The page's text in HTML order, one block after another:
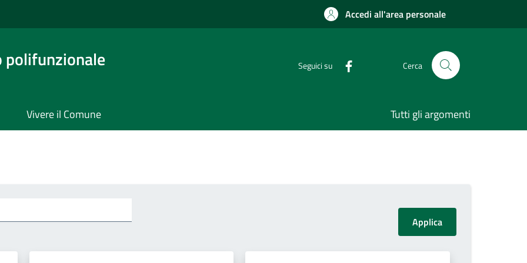
Accedi all'area personale
Seguici su Cerca
Vivere il Comune Tutti gli argomenti